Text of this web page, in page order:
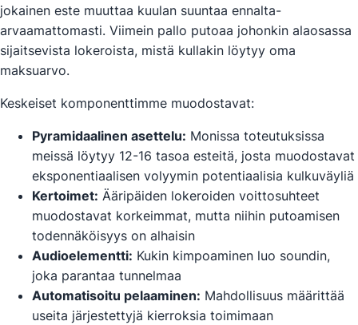
jokainen este muuttaa kuulan suuntaa ennalta-
arvaamattomasti. Viimein pallo putoaa johonkin alaosassa
sijaitsevista lokeroista, mistä kullakin löytyy oma
maksuarvo.
Keskeiset komponenttimme muodostavat:
Pyramidaalinen asettelu: Monissa toteutuksissa
meissä löytyy 12-16 tasoa esteitä, josta muodostavat
eksponentiaalisen volyymin potentiaalisia kulkuväyliä
Kertoimet: Ääripäiden lokeroiden voittosuhteet
muodostavat korkeimmat, mutta niihin putoamisen
todennäköisyys on alhaisin
Audioelementti: Kukin kimpoaminen luo soundin,
joka parantaa tunnelmaa
Automatisoitu pelaaminen: Mahdollisuus määrittää
useita järjestettyjä kierroksia toimimaan